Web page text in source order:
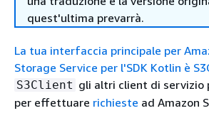
quest'ultima prevarrà.
La tua interfaccia principale per
Storage Service per l'SDK Kotlin è
S3Client gli altri client di servizio
per effettuare richieste ad Amazon